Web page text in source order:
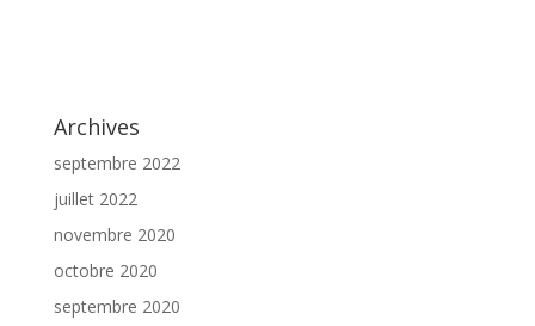
Archives
septembre 2022
juillet 2022
novembre 2020
octobre 2020
septembre 2020